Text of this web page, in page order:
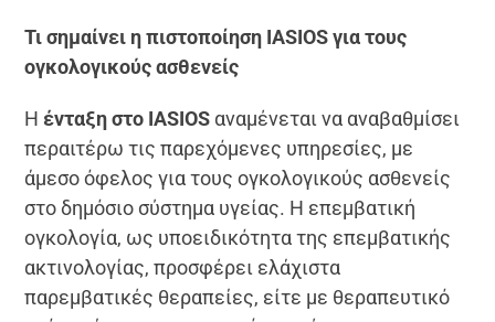
Τι σημαίνει η πιστοποίηση IASIOS για τους
ογκολογικούς ασθενείς
Η ένταξη στο IASIOS αναμένεται να αναβαθμίσει
περαιτέρω τις παρεχόμενες υπηρεσίες, με
άμεσο όφελος για τους ογκολογικούς ασθενείς
στο δημόσιο σύστημα υγείας. Η επεμβατική
ογκολογία, ως υποειδικότητα της επεμβατικής
ακτινολογίας, προσφέρει ελάχιστα
παρεμβατικές θεραπείες, είτε με θεραπευτικό